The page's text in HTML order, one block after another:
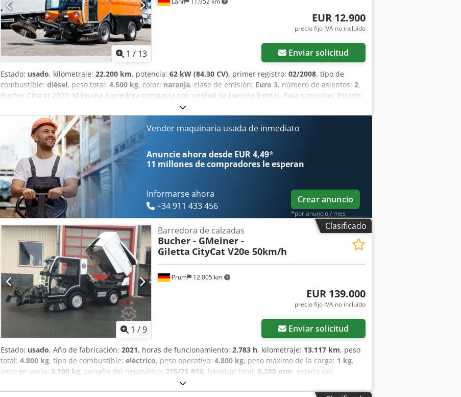
1 / 13
EUR 12.900
precio fijo IVA no incluído
Enviar solicitud
Estado: usado, kilometraje: 22.200 km, potencia: 62 kW (84,30 CV), primer registro: 02/2008, tipo de
combustible: diésel, peso total: 4.500 kg, color: naranja, clase de emisión: Euro 3, número de asientos: 2,
Bucher Citycat 2020: Máquina barredora compacta con unidad de barrido frontal. Para consultas: Estado:
muy bueno * Fabricante: Bucher * Modelo: CityCat 2020 * Cabina cerrada con buena visibilidad en todas
direcciones * Cepillo lateral izquierdo * Cepillo lateral derecho * Cepillo frontal * Contenedor de recogida
----Precio: 12.900 €, más el 19 % de IVA. Para más información, puede contactarnos en los siguientes
números de teléfono: Hablamos: alemán, inglés, francés y… Csdpfx Aszphnxemajha Salvo errores,
omisiones y venta previa.
Vender maquinaria usada de inmediato
Anuncie ahora desde EUR 4,49*
11 millones de compradores le esperan
Informarse ahora
+34 911 433 456
Crear anuncio
*por anuncio / mes
Clasificado
1 /9
Prüm 12.005 km
Barredora de calzadas
Bucher - GMeiner -
Giletta CityCat V20e 50km/h
EUR 139.000
precio fijo IVA no incluído
Enviar solicitud
Estado: usado, Año de fabricación: 2021, horas de funcionamiento: 2.783 h, kilometraje: 13.117 km, peso
total: 4.800 kg, tipo de combustible: eléctrico, peso operativo: 4.800 kg, peso máximo de la carga: 1 kg,
peso en vacío: 3.100 kg, tamaño del neumático: 215/75 R16, longitud total: 5.280 mm, estado del
215/75 R16 | 85%
215/75 R16 | 85%, velocidad máxima:50 km/h, Neumáticos (delanteros): 215/75 R16, Neumáticos